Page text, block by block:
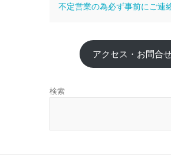
不定営業の為必ず事前にご連
アクセス・お問合
検索